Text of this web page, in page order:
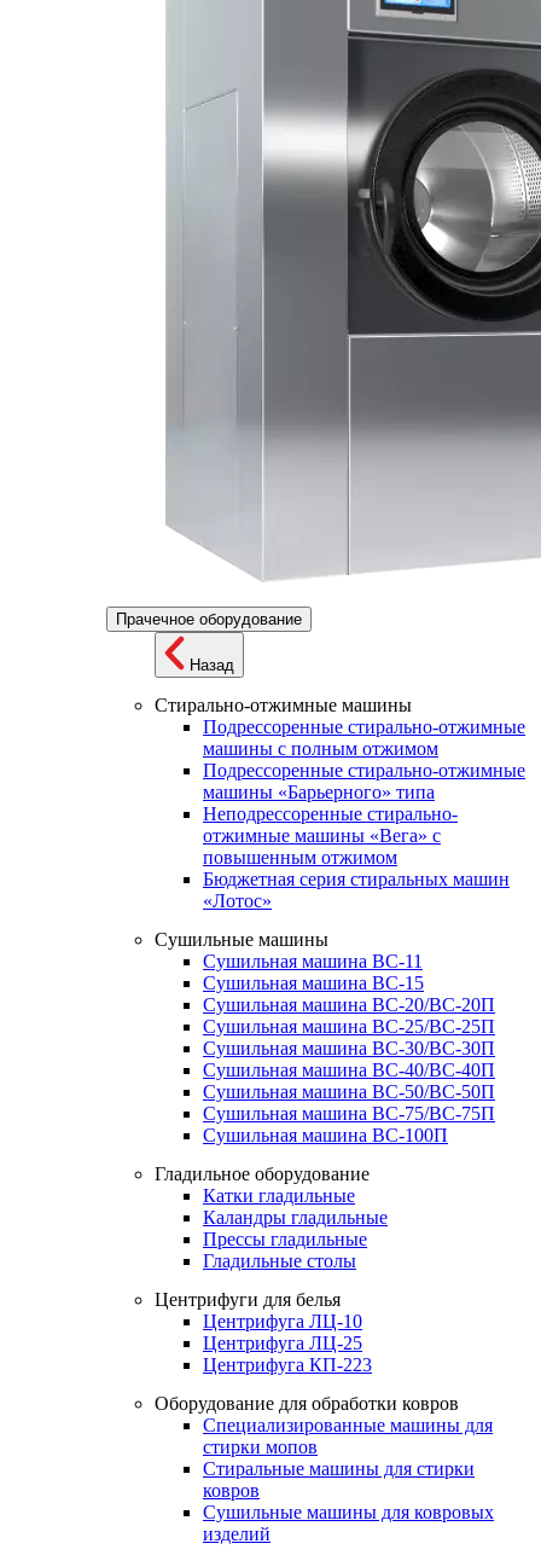
Прачечное оборудование
Назад
Стирально-отжимные машины
Подрессоренные стирально-отжимные
машины с полным отжимом
Подрессоренные стирально-отжимные
машины «Барьерного» типа
Неподрессоренные стирально-
отжимные машины «Вега» с
повышенным отжимом
Бюджетная серия стиральных машин
«Лотос»
Сушильные машины
Сушильная машина ВС-11
Сушильная машина ВС-15
Сушильная машина ВС-20/ВС-20П
Сушильная машина ВС-25/ВС-25П
Сушильная машина ВС-30/ВС-30П
Сушильная машина ВС-40/ВС-40П
Сушильная машина ВС-50/ВС-50П
Сушильная машина ВС-75/ВС-75П
Сушильная машина ВС-100П
Гладильное оборудование
Катки гладильные
Каландры гладильные
Прессы гладильные
Гладильные столы
Центрифуги для белья
Центрифуга ЛЦ-10
Центрифуга ЛЦ-25
Центрифуга КП-223
Оборудование для обработки ковров
Специализированные машины для
стирки мопов
Стиральные машины для стирки
ковров
Сушильные машины для ковровых
изделий